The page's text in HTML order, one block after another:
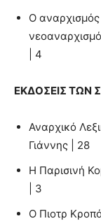
Ο
| 4
ΕΚΔΟΣΕΙΣ ΤΩΝ
Αναρχικό
Γιάννης | 28
Η Παρισινή
| 3
Ο Πιοτρ